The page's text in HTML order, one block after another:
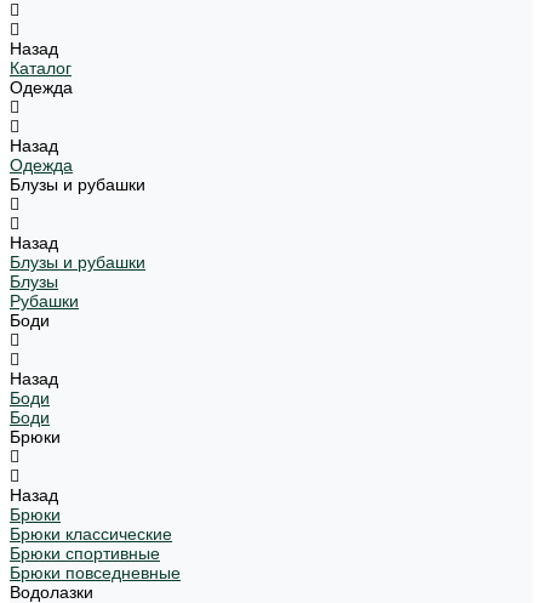
Назад
Каталог
Одежда
Назад
Одежда
Блузы и рубашки
Назад
Блузы и рубашки
Блузы
Рубашки
Боди
Назад
Боди
Боди
Брюки
Назад
Брюки
Брюки классические
Брюки спортивные
Брюки повседневные
Водолазки